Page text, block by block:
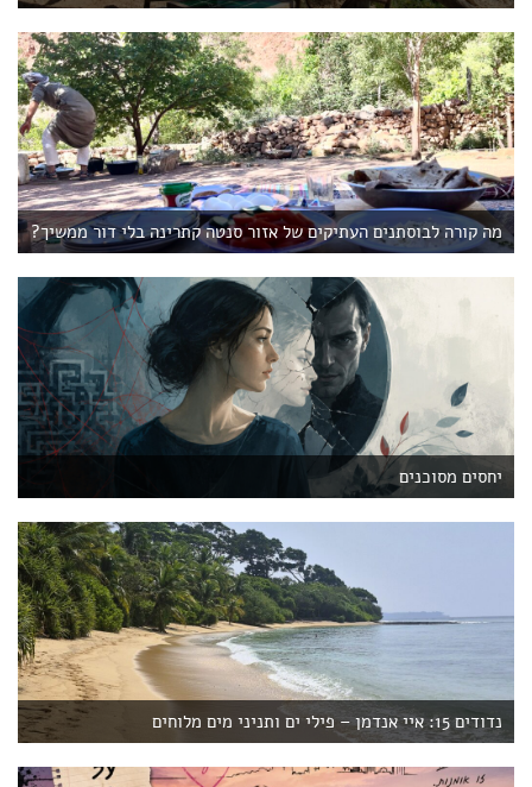
מה קורה לבוסתנים העתיקים של אזור סנטה קתרינה בלי דור ממשיך?
יחסים מסוכנים
נדודים 15: איי אנדמן – פילי ים ותניני מים מלוחים